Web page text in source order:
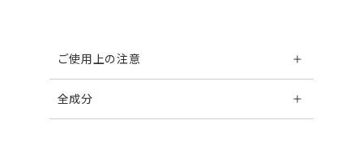
ご使用上の注意
全成分